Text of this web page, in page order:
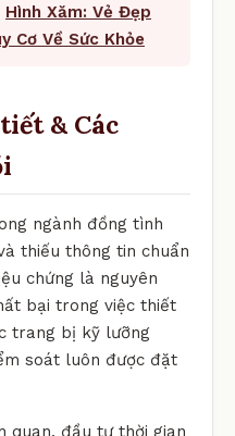
Hình Xăm: Vẻ Đẹp
Cơ Về Sức Khỏe
& Các
ngành đồng tình
thiếu thông tin chuẩn
chứng là nguyên
bại trong việc thiết
trang bị kỹ lưỡng
soát luôn được đặt
quan, đầu tư thời gian